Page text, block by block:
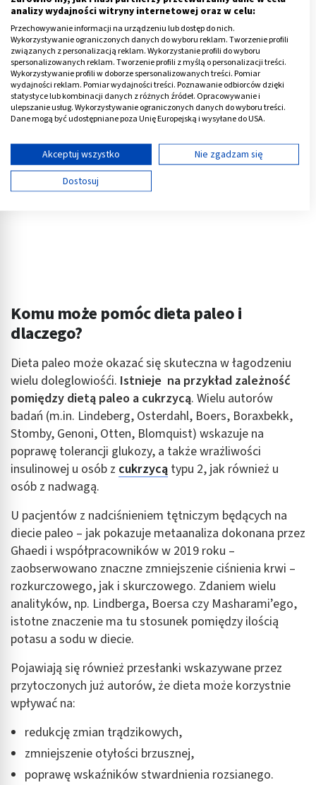
Większość badań, np. Österdahla, Frassetto’a, Rybera,
Boers’a, Melberga czy Smitha, sugeruje pozytywny
wpływ diety paleo na skład ciała.
Reklama
Komu może pomóc dieta paleo i
dlaczego?
Dieta paleo może okazać się skuteczna w łagodzeniu
wielu doleglowiośći. Istnieje na przykład zależność
pomiędzy dietą paleo a cukrzycą. Wielu autorów
badań (m.in. Lindeberg, Osterdahl, Boers, Boraxbekk,
Stomby, Genoni, Otten, Blomquist) wskazuje na
poprawę tolerancji glukozy, a także wrażliwości
insulinowej u osób z cukrzycą typu 2, jak również u
osób z nadwagą.
U pacjentów z nadciśnieniem tętniczym będących na
diecie paleo – jak pokazuje metaanaliza dokonana przez
Ghaedi i współpracowników w 2019 roku –
zaobserwowano znaczne zmniejszenie ciśnienia krwi –
rozkurczowego, jak i skurczowego. Zdaniem wielu
analityków, np. Lindberga, Boersa czy Masharami’ego,
istotne znaczenie ma tu stosunek pomiędzy ilością
potasu a sodu w diecie.
Pojawiają się również przesłanki wskazywane przez
przytoczonych już autorów, że dieta może korzystnie
wpływać na:
redukcję zmian trądzikowych,
zmniejszenie otyłości brzusznej,
poprawę wskaźników stwardnienia rozsianego.
analizy wydajności witryny internetowej oraz w celu:
Przechowywanie informacji na urządzeniu lub dostęp do nich.
Wykorzystywanie ograniczonych danych do wyboru reklam. Tworzenie profili
związanych z personalizacją reklam. Wykorzystanie profili do wyboru
spersonalizowanych reklam. Tworzenie profili z myślą o personalizacji treści.
Wykorzystywanie profili w doborze spersonalizowanych treści. Pomiar
wydajności reklam. Pomiar wydajności treści. Poznawanie odbiorców dzięki
statystyce lub kombinacji danych z różnych źródeł. Opracowywanie i
ulepszanie usług. Wykorzystywanie ograniczonych danych do wyboru treści.
Dane mogą być udostępniane poza Unię Europejską i wysyłane do USA.
Wyświetl listę partnerów (11 dostawców IAB)
Używamy Twoich danych w następujących celach:
Cele przetwarzania IAB:
Wykorzystanie profili do wyboru
spersonalizowanych reklam
Tworzenie profili w celu personalizacji treści
Wykorzystywanie profili w celu doboru
spersonalizowanych treści
Pomiar efektywności reklam
Pomiar efektywności treści
kombinacji danych z różnych źródeł
Rozwój i ulepszanie usług
Wykorzystywanie ograniczonych danych do
wyboru treści
Funkcje specjalne IAB:
Użycie dokładnych danych geolokalizacyjnych
aktywnie żądanych informacji
Cele przetwarzania inne niż IAB:
Wydajność (Performance)
Reklama / śledzenie
Akceptuj wszystko
Nie zgadzam się
Dostosuj